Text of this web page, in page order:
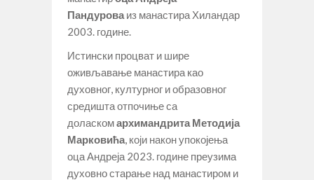
Пандурова из манастира Хиландар
2003. године.
Истински процват и шире
оживљавање манастира као
духовног, културног и образовног
средишта отпочиње са
доласкомархимандрита Методија
Марковића , који након упокојења
оца Андреја 2023. године преузима
духовно старање над манастиром и